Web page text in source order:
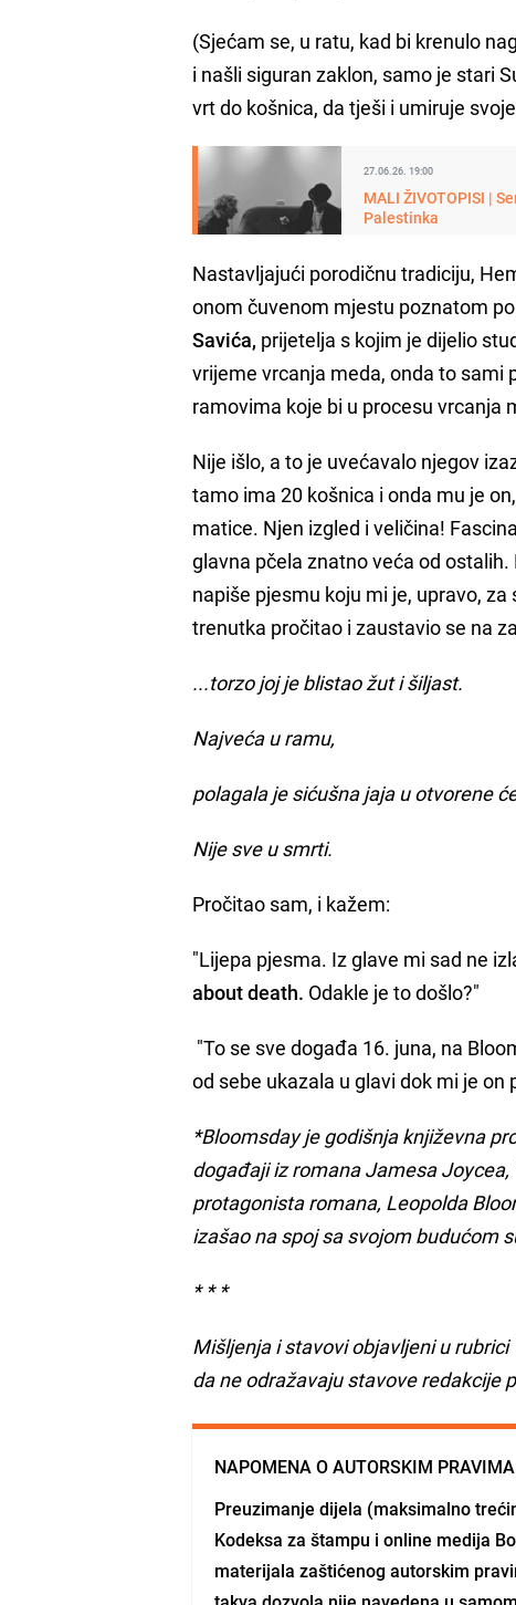
(Sjećam se, u ratu, kad bi krenulo
i našli siguran zaklon, samo je stari
vrt do košnica, da tješi i umiruje
27.06.26. 19:00
MALI ŽIVOTOPISI |
Palestinka
Nastavljajući porodičnu tradiciju,
onom čuvenom mjestu poznatom
Savića, prijetelja s kojim je dijelio
vrijeme vrcanja meda, onda to sami
ramovima koje bi u procesu vrcanja
Nije išlo, a to je uvećavalo njegov
tamo ima 20 košnica i onda mu je
matice. Njen izgled i veličina!
glavna pčela znatno veća od
napiše pjesmu koju mi je, upravo,
trenutka pročitao i zaustavio se na
...torzo joj je blistao žut i šiljast.
Najveća u ramu,
polagala je sićušna jaja u otvorene
Nije sve u smrti.
Pročitao sam, i kažem:
"Lijepa pjesma. Iz glave mi sad ne
about death. Odakle je to došlo?"
"To se sve događa 16. juna, na
od sebe ukazala u glavi dok mi je on
*Bloomsday je godišnja književna
događaji iz romana Jamesa
protagonista romana, Leopolda
izašao na spoj sa svojom budućom
* * *
Mišljenja i stavovi objavljeni u
da ne odražavaju stavove redakcije
NAPOMENA O AUTORSKIM
Preuzimanje dijela (maksimalno
Kodeksa za štampu i online medija
materijala zaštićenog autorskim